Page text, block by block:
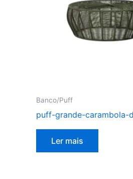
Banco/Puff
puff-grande-carambola-
Ler mais